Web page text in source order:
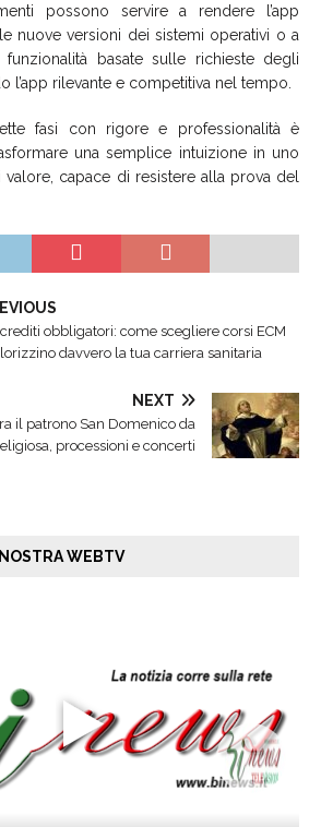
possono servire a rendere l’app
nuove versioni dei sistemi operativi o a
funzionalità basate sulle richieste degli
l’app rilevante e competitiva nel tempo.
fasi con rigore e professionalità è
una semplice intuizione in uno
capace di resistere alla prova del
obbligatori: come scegliere corsi ECM
davvero la tua carriera sanitaria
NEXT
il patrono San Domenico da
processioni e concerti
WEBTV